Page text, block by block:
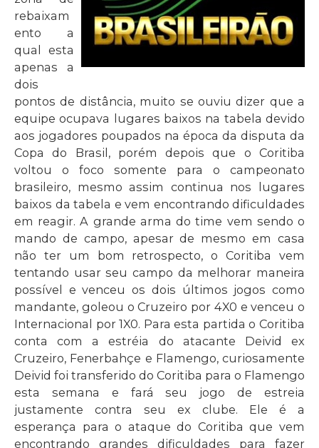
rebaixam
ento a
qual esta
apenas a
dois
pontos de distância, muito se ouviu dizer que a
equipe ocupava lugares baixos na tabela devido
aos jogadores poupados na época da disputa da
Copa do Brasil, porém depois que o Coritiba
voltou o foco somente para o campeonato
brasileiro, mesmo assim continua nos lugares
baixos da tabela e vem encontrando dificuldades
em reagir. A grande arma do time vem sendo o
mando de campo, apesar de mesmo em casa
não ter um bom retrospecto, o Coritiba vem
tentando usar seu campo da melhorar maneira
possível e venceu os dois últimos jogos como
mandante, goleou o Cruzeiro por 4X0 e venceu o
Internacional por 1X0. Para esta partida o Coritiba
conta com a estréia do atacante Deivid ex
Cruzeiro, Fenerbahçe e Flamengo, curiosamente
Deivid foi transferido do Coritiba para o Flamengo
esta semana e fará seu jogo de estreia
justamente contra seu ex clube. Ele é a
esperança para o ataque do Coritiba que vem
encontrando grandes dificuldades para fazer